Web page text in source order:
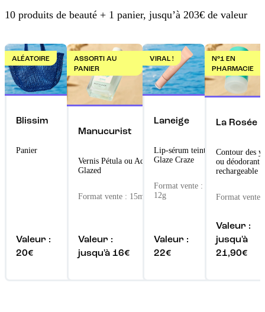
10 produits de beauté + 1 panier, jusqu’à 203€ de valeur
ALÉATOIRE
Blissim
Panier
Valeur :
20€
ASSORTI AU
PANIER
Manucurist
Vernis Pétula ou Aqua
Glazed
Format vente : 15ml
Valeur :
jusqu'à 16€
VIRAL !
Laneige
Lip-sérum teinté
Glaze Craze
Format vente :
12g
Valeur :
22€
N°1 EN
PHARMACIE
La Rosée
Contour des
ou déodorant
rechargeable
Format vente
Valeur :
jusqu'à
21,90€